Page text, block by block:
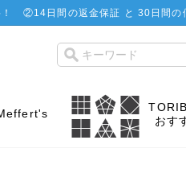
②14日間の返金保証 と 30日間の
おす